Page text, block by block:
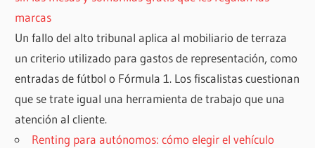
marcas
Un fallo del alto tribunal aplica al mobiliario de terraza
un criterio utilizado para gastos de representación, como
entradas de fútbol o Fórmula 1. Los fiscalistas cuestionan
que se trate igual una herramienta de trabajo que una
atención al cliente.
Renting para autónomos: cómo elegir el vehículo